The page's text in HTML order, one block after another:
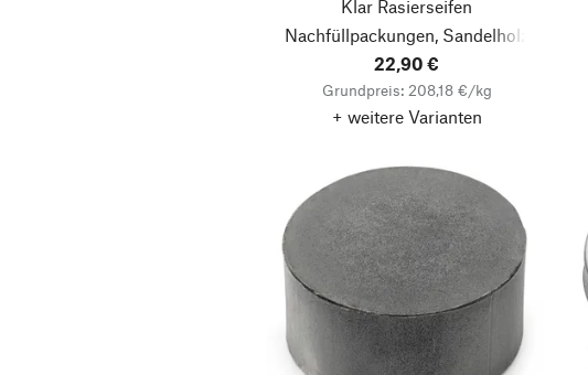
Klar Rasierseifen
Nachfüllpackungen, Sandelholz
22,90 €
Grundpreis: 208,18 €/kg
+ weitere Varianten